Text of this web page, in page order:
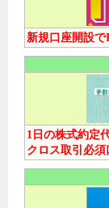
新規口座開設
1日の株式約定
クロス取引必須